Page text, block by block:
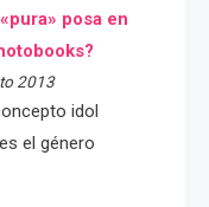
posa en
2013
idol
el género